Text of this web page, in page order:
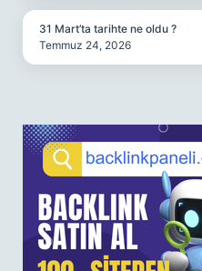
31 Mart’ta tarihte ne oldu ?
Temmuz 24, 2026